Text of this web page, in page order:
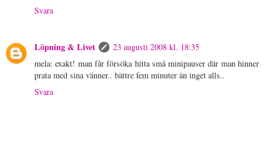
Svara
Löpning & Livet
23 augusti 2008 kl. 18:35
mela: exakt! man får försöka hitta små minipauser där man hinner
prata med sina vänner.. bättre fem minuter än inget alls..
Svara